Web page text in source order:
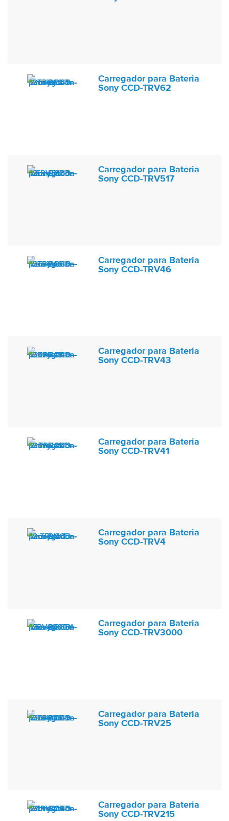
Carregador para Bateria
Sony CCD-TRV62
Carregador para Bateria
Sony CCD-TRV517
Carregador para Bateria
Sony CCD-TRV46
Carregador para Bateria
Sony CCD-TRV43
Carregador para Bateria
Sony CCD-TRV41
Carregador para Bateria
Sony CCD-TRV4
Carregador para Bateria
Sony CCD-TRV3000
Carregador para Bateria
Sony CCD-TRV25
Carregador para Bateria
Sony CCD-TRV215